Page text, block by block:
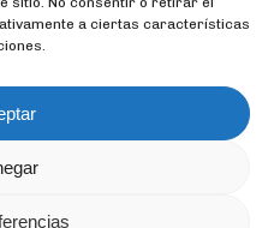
a ciertas características
los seres vivos puedan
y respirando.